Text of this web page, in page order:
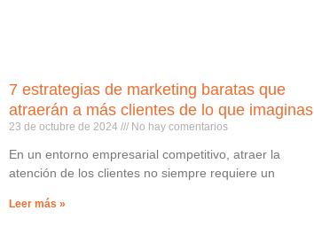
7 estrategias de marketing baratas que
atraerán a más clientes de lo que imaginas
23 de octubre de 2024 No hay comentarios
En un entorno empresarial competitivo, atraer la
atención de los clientes no siempre requiere un
Leer más »